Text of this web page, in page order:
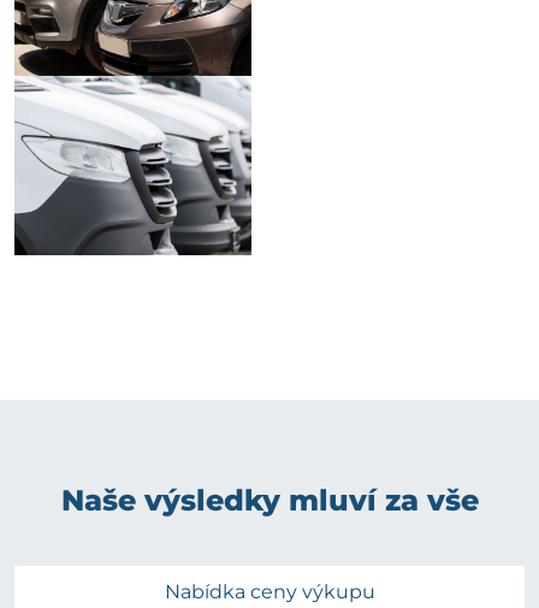
Naše výsledky mluví za vše
Nabídka ceny výkupu